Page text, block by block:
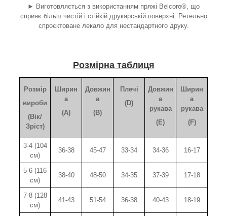
► Виготовляється з використанням пряжі Belcoro®, що
сприяє більш чистій і стійкій друкарській поверхні. Ретельно
спроєктоване лекало для нестандартного друку.
Розмірна таблиця
Розмір
вироби
(Вік/
Зріст)
Ширин
а
(A)
Довжин
а
(B)
Плечі
(D)
Довжин
а
рукава
(E)
Ширин
а
рукава
(F)
3-4 (104
см)
36-38 45-47 33-34 34-36 16-17
5-6 (116
см)
38-40 48-50 34-35 37-39 17-18
7-8 (128
см)
41-43 51-54 36-38 40-43 18-19